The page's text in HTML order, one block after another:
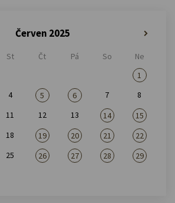
Červen 2025
St Čt Pá So
Ne
1
4 5 6 7
8
11 12 13 14
15
18 19 20 21
22
25 26 27 28
29